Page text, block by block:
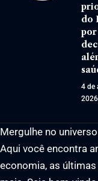
do
por
4 de
2026
Mergulhe no
Aqui você encontra
economia, as